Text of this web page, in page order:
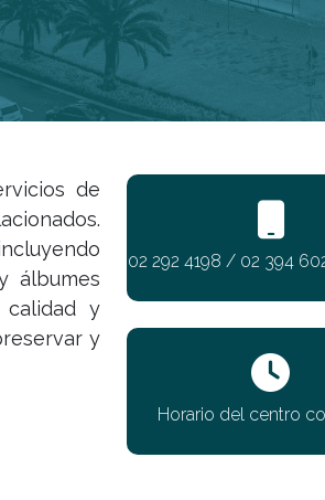
de
álbumes
calidad y
y
02 292 4198 / 02 394
Horario del centro